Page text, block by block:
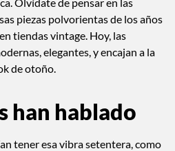
Olvídate de pensar en las
piezas polvorientas de los años
tiendas vintage. Hoy, las
elegantes, y encajan a la
han hablado